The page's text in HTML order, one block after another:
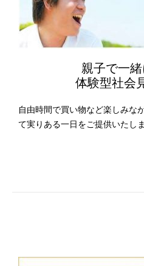
親子で一
体験型社会
自由時間で買い物など楽しみな
て実りある一日をご提供いたしま